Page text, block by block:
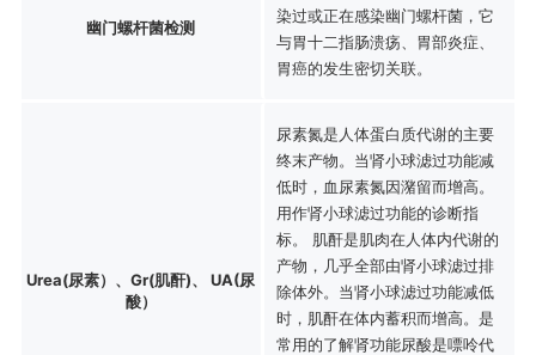
幽门螺杆菌检测
染过或正在感染幽门螺杆菌，它
与胃十二指肠溃疡、胃部炎症、
胃癌的发生密切关联。
Urea(尿素）、Gr(肌酐)、 UA(尿
酸）
尿素氮是人体蛋白质代谢的主要
终末产物。当肾小球滤过功能减
低时，血尿素氮因潴留而增高。
用作肾小球滤过功能的诊断指
标。 肌酐是肌肉在人体内代谢的
产物，几乎全部由肾小球滤过排
除体外。当肾小球滤过功能减低
时，肌酐在体内蓄积而增高。是
常用的了解肾功能尿酸是嘌呤代